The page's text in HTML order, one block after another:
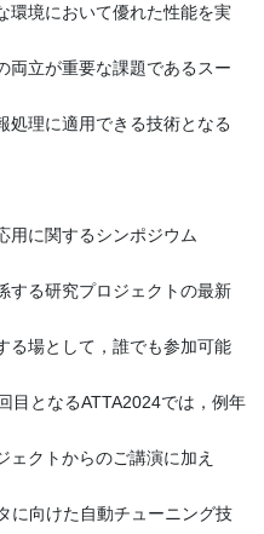
環境において優れた性能を実
両立が重要な課題であるスー
処理に適用できる技術となる
用に関するシンポジウム
する研究プロジェクトの最新
る場として，誰でも参加可能
目となるATTA2024では，例年
ェクトからのご講演に加え
に向けた自動チューニング技